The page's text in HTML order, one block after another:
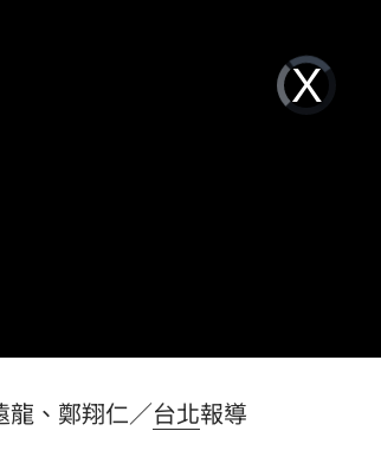
15:27
15:27
上直播 18:00
Video
Player
is
loading.
龍、鄭翔仁／台北報導